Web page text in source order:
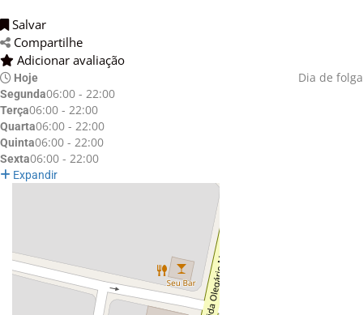
Salvar
Compartilhe
Adicionar avaliação
Hoje Dia de folga
Segunda06:00 - 22:00
Terça06:00 - 22:00
Quarta06:00 - 22:00
Quinta06:00 - 22:00
Sexta06:00 - 22:00
Expandir